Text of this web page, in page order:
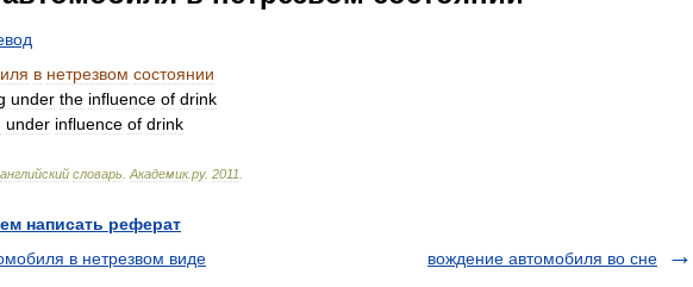
в нетрезвом состоянии
under the influence of drink
under influence of drink
английский словарь Академик.ру. 2011
написать реферат
в нетрезвом виде
вождение автомобиля во сне